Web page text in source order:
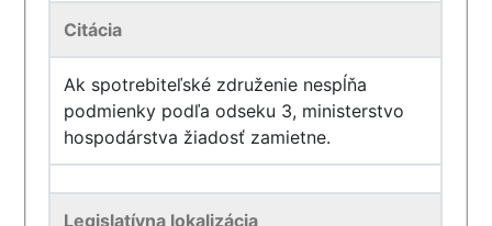
Citácia
Ak spotrebiteľské združenie nespĺňa
podmienky podľa odseku 3, ministerstvo
hospodárstva žiadosť zamietne.
Legislatívna lokalizácia